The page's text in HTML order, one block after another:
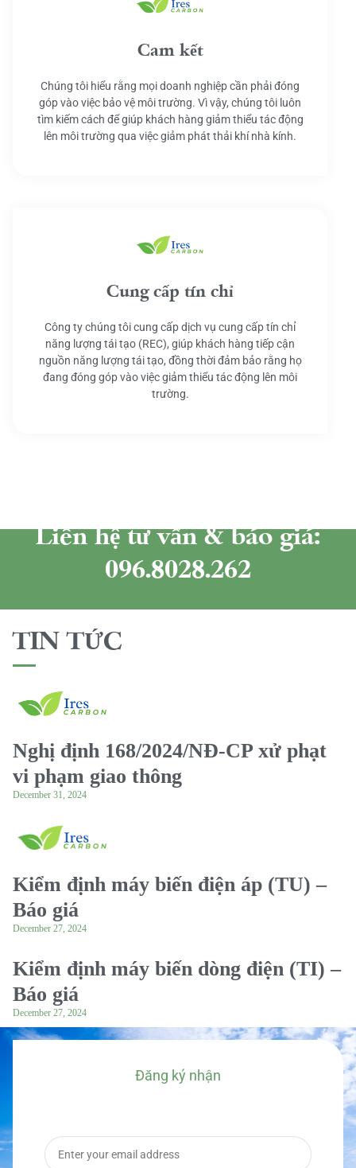
Cam kết
Chúng tôi hiểu rằng mọi doanh nghiệp cần phải đóng
góp vào việc bảo vệ môi trường. Vì vậy, chúng tôi luôn
tìm kiếm cách để giúp khách hàng giảm thiểu tác động
lên môi trường qua việc giảm phát thải khí nhà kính.
Cung cấp tín chỉ
Công ty chúng tôi cung cấp dịch vụ cung cấp tín chỉ
năng lượng tái tạo (REC), giúp khách hàng tiếp cận
nguồn năng lượng tái tạo, đồng thời đảm bảo rằng họ
đang đóng góp vào việc giảm thiểu tác động lên môi
trường.
Liên hệ tư vấn & báo giá:
096.8028.262
TIN TỨC
Nghị định 168/2024/NĐ-CP xử phạt
vi phạm giao thông
December 31, 2024
Kiểm định máy biến điện áp (TU) –
Báo giá
December 27, 2024
Kiểm định máy biến dòng điện (TI) –
Báo giá
December 27, 2024
Đăng ký nhận